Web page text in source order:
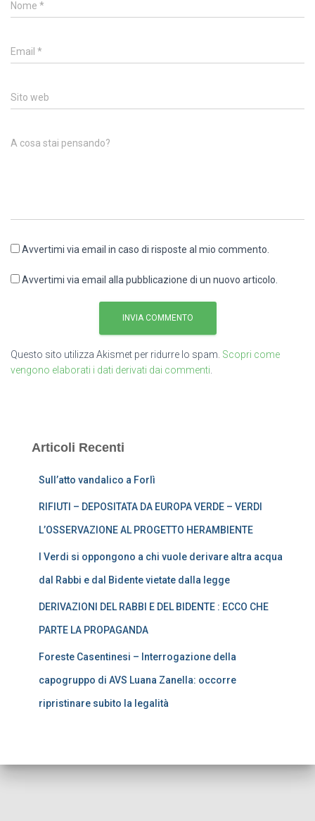
Nome *
Email *
Sito web
A cosa stai pensando?
Avvertimi via email in caso di risposte al mio commento.
Avvertimi via email alla pubblicazione di un nuovo articolo.
Questo sito utilizza Akismet per ridurre lo spam. Scopri come
vengono elaborati i dati derivati dai commenti
Articoli Recenti
Sull’atto vandalico a Forlì
RIFIUTI – DEPOSITATA DA EUROPA VERDE – VERDI
L’OSSERVAZIONE AL PROGETTO HERAMBIENTE
I Verdi si oppongono a chi vuole derivare altra acqua
dal Rabbi e dal Bidente vietate dalla legge
DERIVAZIONI DEL RABBI E DEL BIDENTE : ECCO CHE
PARTE LA PROPAGANDA
Foreste Casentinesi – Interrogazione della
capogruppo di AVS Luana Zanella: occorre
ripristinare subito la legalità